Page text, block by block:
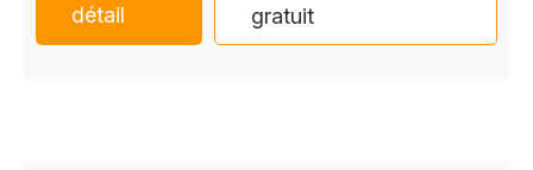
détail
gratuit